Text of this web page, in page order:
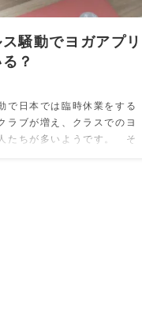
騒動でヨガアプリ
？
で日本では臨時休業をする
ラブが増え、クラスでのヨ
たちが多いようです。 そ